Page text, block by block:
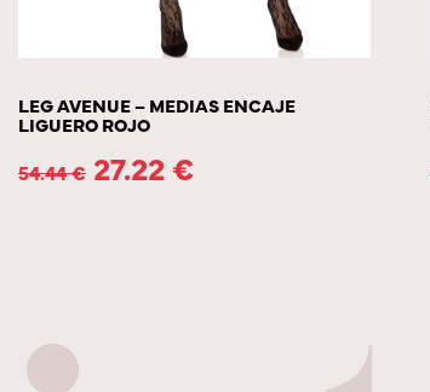
LEG AVENUE – MEDIAS ENCAJE
LIGUERO ROJO
54.44€ 27.22 €